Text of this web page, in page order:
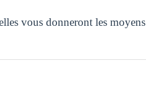
vous donneront les moyens